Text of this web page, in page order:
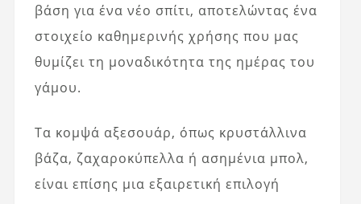
βάση για ένα νέο σπίτι, αποτελώντας ένα
στοιχείο καθημερινής χρήσης που μας
θυμίζει τη μοναδικότητα της ημέρας του
γάμου.
Τα κομψά αξεσουάρ, όπως κρυστάλλινα
βάζα, ζαχαροκύπελλα ή ασημένια μπολ,
είναι επίσης μια εξαιρετική επιλογή